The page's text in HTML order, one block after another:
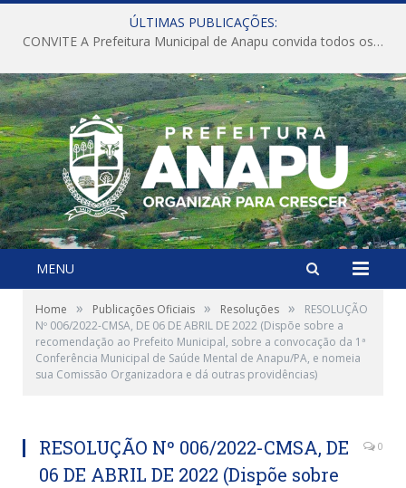
ÚLTIMAS PUBLICAÇÕES:
CONVITE A Prefeitura Municipal de Anapu convida todos os servidores públicos municipais para participarem da Audiência Pública de discussão da Lei de Diretrizes Orçamentárias (LDO), importante instrumento de planejamento das ações e investimentos da Administração Pública para o próximo exercício financeiro.
MENU
Home » Publicações Oficiais » Resoluções »
RESOLUÇÃO
Nº 006/2022-CMSA, DE 06 DE ABRIL DE 2022 (Dispõe sobre a
recomendação ao Prefeito Municipal, sobre a convocação da 1ª
Conferência Municipal de Saúde Mental de Anapu/PA, e nomeia
sua Comissão Organizadora e dá outras providências)
RESOLUÇÃO Nº 006/2022-CMSA, DE
06 DE ABRIL DE 2022 (Dispõe sobre
0